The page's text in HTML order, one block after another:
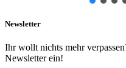
Newsletter
Ihr wollt nichts mehr
Newsletter ein!